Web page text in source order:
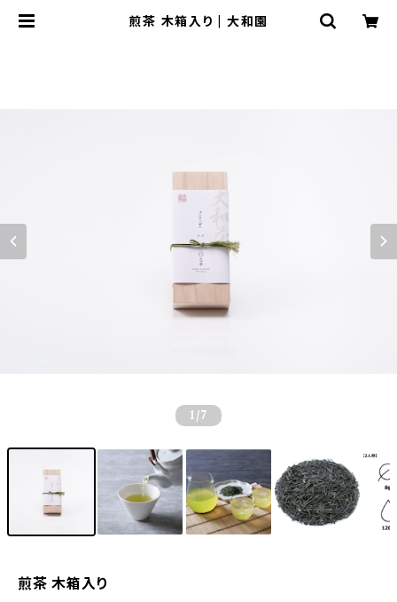
煎茶 木箱入り | 大和園
1 /7
煎茶 木箱入り